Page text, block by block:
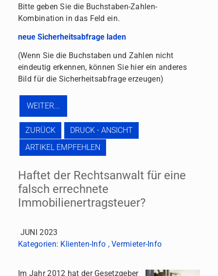
Bitte geben Sie die Buchstaben-Zahlen-
Kombination in das Feld ein.
neue Sicherheitsabfrage laden
(Wenn Sie die Buchstaben und Zahlen nicht
eindeutig erkennen, können Sie hier ein anderes
Bild für die Sicherheitsabfrage erzeugen)
ZURÜCK
DRUCK - ANSICHT
ARTIKEL EMPFEHLEN
Haftet der Rechtsanwalt für eine
falsch errechnete
Immobilienertragsteuer?
JUNI 2023
Kategorien: Klienten-Info ,Vermieter-Info
Im Jahr 2012 hat der Gesetzgeber